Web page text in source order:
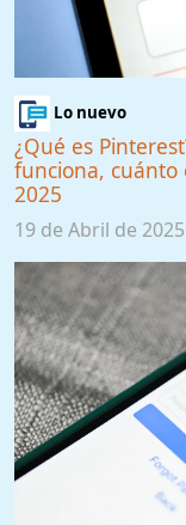
Lo nuevo
¿Qué es
funciona, cuánto
2025
19 de Abril de 2025